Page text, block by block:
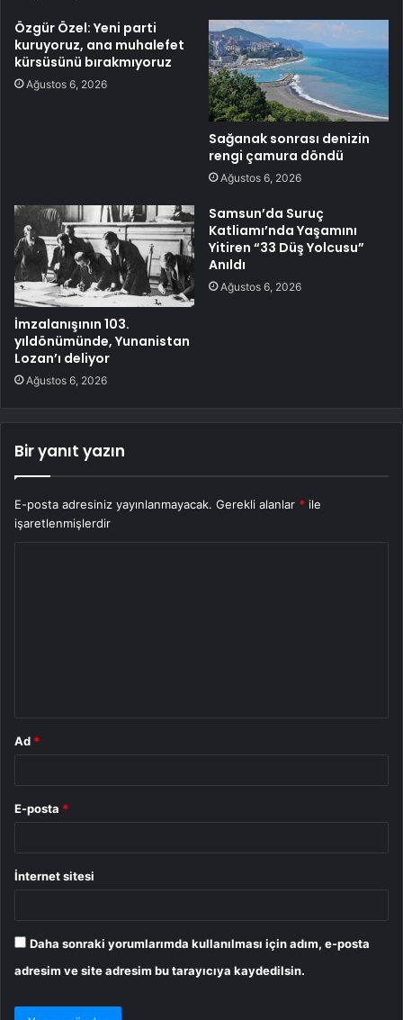
Özgür Özel: Yeni parti
kuruyoruz, ana muhalefet
kürsüsünü bırakmıyoruz
Ağustos 6, 2026
Sağanak sonrası denizin
rengi çamura döndü
Ağustos 6, 2026
İmzalanışının 103.
yıldönümünde, Yunanistan
Lozan’ı deliyor
Ağustos 6, 2026
Samsun’da Suruç
Katliamı’nda Yaşamını
Yitiren “33 Düş Yolcusu”
Anıldı
Ağustos 6, 2026
Bir yanıt yazın
E-posta adresiniz yayınlanmayacak. Gerekli alanlar * ile
işaretlenmişlerdir
Ad *
E-posta *
İnternet sitesi
Daha sonraki yorumlarımda kullanılması için adım, e-posta
adresim ve site adresim bu tarayıcıya kaydedilsin.